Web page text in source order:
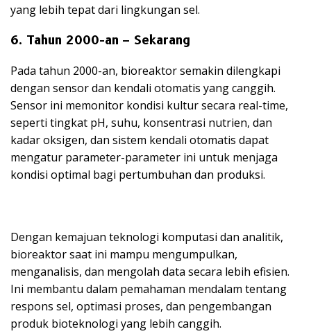
yang lebih tepat dari lingkungan sel.
6. Tahun 2000-an – Sekarang
Pada tahun 2000-an, bioreaktor semakin dilengkapi
dengan sensor dan kendali otomatis yang canggih.
Sensor ini memonitor kondisi kultur secara real-time,
seperti tingkat pH, suhu, konsentrasi nutrien, dan
kadar oksigen, dan sistem kendali otomatis dapat
mengatur parameter-parameter ini untuk menjaga
kondisi optimal bagi pertumbuhan dan produksi.
Dengan kemajuan teknologi komputasi dan analitik,
bioreaktor saat ini mampu mengumpulkan,
menganalisis, dan mengolah data secara lebih efisien.
Ini membantu dalam pemahaman mendalam tentang
respons sel, optimasi proses, dan pengembangan
produk bioteknologi yang lebih canggih.